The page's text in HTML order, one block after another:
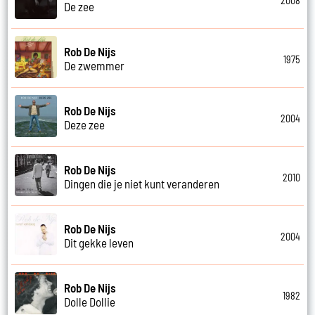
De zee
Rob De Nijs
De zwemmer
1975
Rob De Nijs
Deze zee
2004
Rob De Nijs
Dingen die je niet kunt veranderen
2010
Rob De Nijs
Dit gekke leven
2004
Rob De Nijs
Dolle Dollie
1982